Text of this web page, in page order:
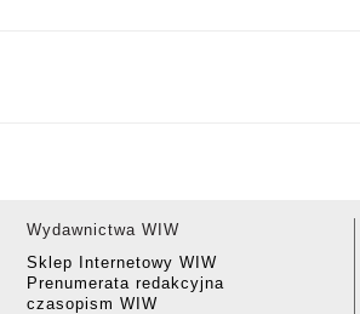
Wydawnictwa WIW
Sklep Internetowy WIW
Prenumerata redakcyjna
czasopism WIW